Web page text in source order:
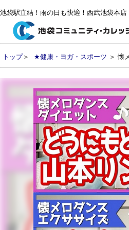
池袋駅直結！雨の日も快適！西武池袋本店
トップ＞ ★健康・ヨガ・スポーツ ＞ 懐